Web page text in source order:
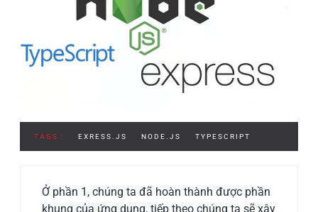
TAGS : EXRESS.JS NODE.JS TYPESCRIPT
Ở phần 1, chúng ta đã hoàn thành được phần
khung của ứng dụng, tiếp theo chúng ta sẽ xây